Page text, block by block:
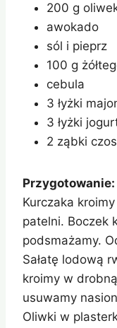
200 g
awokado
sól i pieprz
100 g
cebula
3 łyżki
3 łyżki
2 ząbki
Przygotowanie:
Kurczaka
patelni. Boczek
podsmażamy.
Sałatę lodową
kroimy w
usuwamy
Oliwki w